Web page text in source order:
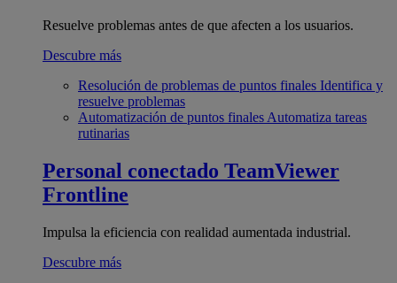
Resuelve problemas antes de que afecten a los usuarios.
Descubre más
Resolución de problemas de puntos finales Identifica y
resuelve problemas
Automatización de puntos finales Automatiza tareas
rutinarias
Personal conectado TeamViewer
Frontline
Impulsa la eficiencia con realidad aumentada industrial.
Descubre más